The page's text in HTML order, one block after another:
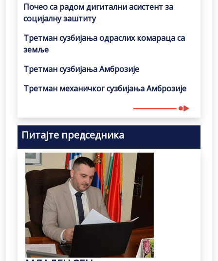
Почео са радом дигитални асистент за
социјалну заштиту
Третман сузбијања одраслих комараца са
земље
Третман сузбијања Амброзије
Третман механичког сузбијања Амброзије
Питајте председника